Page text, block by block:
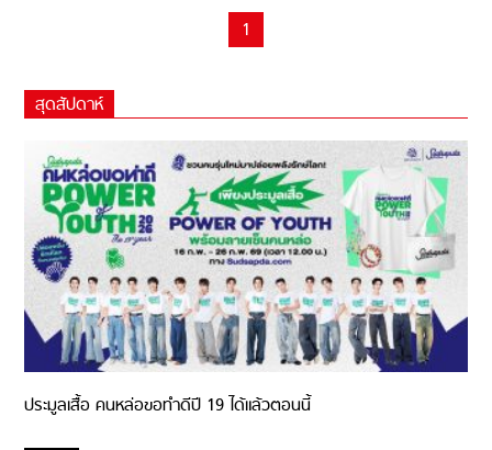
1
สุดสัปดาห์
ประมูลเสื้อ คนหล่อขอทำดีปี 19 ได้แล้วตอนนี้